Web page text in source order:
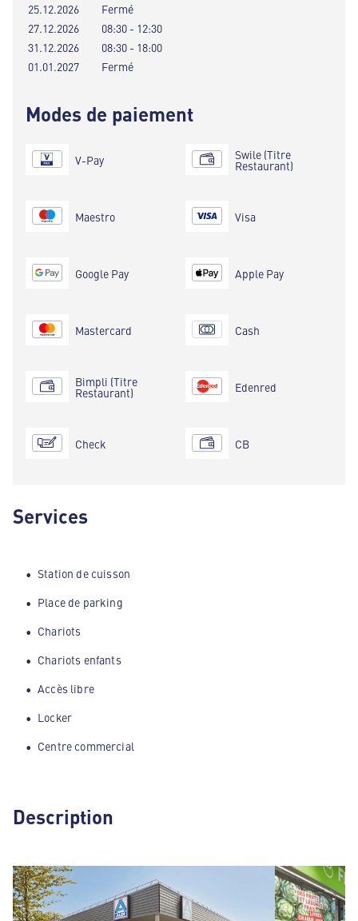
25.12.2026
Fermé
27.12.2026
08:30 - 12:30
31.12.2026
08:30 - 18:00
01.01.2027
Fermé
Modes de paiement
V-Pay
Maestro
Google Pay
Mastercard
Bimpli (Titre
Restaurant)
Check
Swile (Titre
Restaurant)
Visa
Apple Pay
Cash
Edenred
CB
Services
Station de cuisson
Place de parking
Chariots
Chariots enfants
Accès libre
Locker
Centre commercial
Description